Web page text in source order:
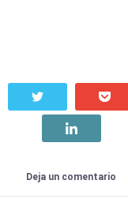
Deja un comentario